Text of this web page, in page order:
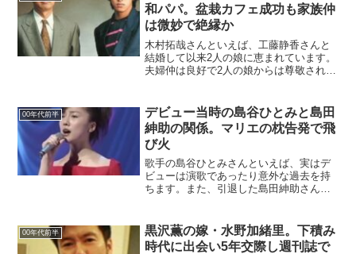
和パパ。盆栽カフェ成功も家族仲
は微妙で絶縁か
木村拓哉さんといえば、工藤静香さんと
結婚して以来2人の娘に恵まれています。
夫婦仲は良好で2人の娘からは尊敬され、
妙で、近年は”絶縁してる”との報道も出て
います。また、母...
00年代前半
デビュー当時の島谷ひとみと島田
紳助の関係。マリエの枕告発で飛
び火
歌手の島谷ひとみさんといえば、実はデ
ビューは演歌であったり意外な過去を持
ちます。また、引退した島田紳助さんと
んの島田紳助さん関連の告発をすると、
島谷ひとみさんにも飛...
00年代前半
黒沢薫の嫁・水野加緒里。下積み
時代に出会い5年交際し週刊誌で